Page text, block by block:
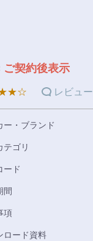
ご契約後表示
レビュ
ー・ブランド
テゴリ
ード
間
項
ロード資料